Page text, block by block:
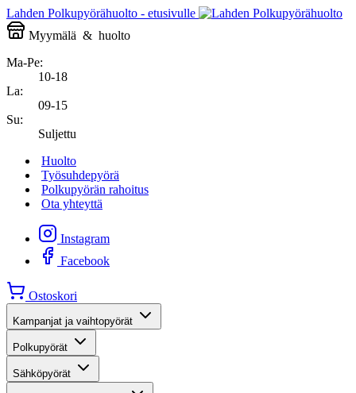
Lahden Polkupyörähuolto - etusivulle
Myymälä & huolto
Ma-Pe:
10-18
La:
09-15
Su:
Suljettu
Huolto
Työsuhdepyörä
Polkupyörän rahoitus
Ota yhteyttä
Instagram
Facebook
Ostoskori
Kampanjat ja vaihtopyörät
Polkupyörät
Sähköpyörät